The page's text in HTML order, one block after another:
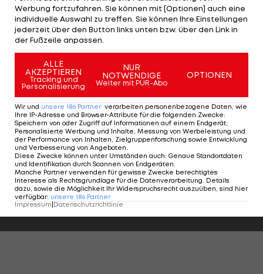
seit seiner Ankunft vor drei Wochen bereits sehr
gut in die Mannschaft integriert und seine
Fähigkeiten sowohl im Training, als auch in den
Tests unter Beweis gestellt. Ulysses und Yun-sang
sind beide sehr schnelle und technisch starke
Spieler, die sich hier entwickeln möchten und sehr
gut zu unserer Spielidee passen. Jetzt gilt es die
beiden schnellstmöglich in die Mannschaft zu
integrieren und ihnen unsere Art des Spiels
näherzubringen."
HIGHLIGHTS: LASK - SK Sturm Graz
Fußball - Frauen-Bundesliga
FC Blau-Weiß Linz
Werbung fortzufahren. Sie können mit [Optionen] auch eine
individuelle Auswahl zu treffen. Sie können Ihre Einstellungen
jederzeit über den Button links unten bzw. über den Link in
der Fußzeile anpassen.
ALLE
AKZEPTIEREN
Tracking und
Personalisierung
NUR
NOTWENDIGE
Weiter mit PUR-Abo
OPTIONEN
Wir und unsere 186 Partner verarbeiten personenbezogene Daten, wie
Ihre IP-Adresse und Browser-Attribute für die folgenden Zwecke:
Speichern von oder Zugriff auf Informationen auf einem Endgerät;
Personalisierte Werbung und Inhalte, Messung von Werbeleistung und
der Performance von Inhalten, Zielgruppenforschung sowie Entwicklung
und Verbesserung von Angeboten.
Diese Zwecke können unter Umständen auch: Genaue Standortdaten
und Identifikation durch Scannen von Endgeräten.
Manche Partner verwenden für gewisse Zwecke berechtigtes
Interesse als Rechtsgrundlage für die Datenverarbeitung. Details
dazu, sowie die Möglichkeit Ihr Widerspruchsrecht auszuüben, sind hier
verfügbar: unsere 186 Partner
Impressum Datenschutzrichtlinie